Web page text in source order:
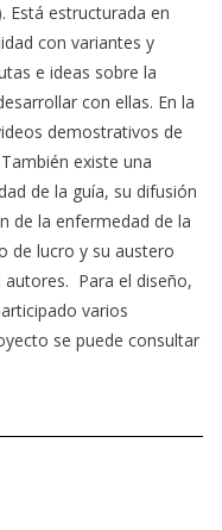
Está estructurada en
con variantes y
e ideas sobre la
con ellas. En la
demostrativos de
existe una
de la guía, su difusión
de la enfermedad de la
de lucro y su austero
Para el diseño,
varios
se puede consultar